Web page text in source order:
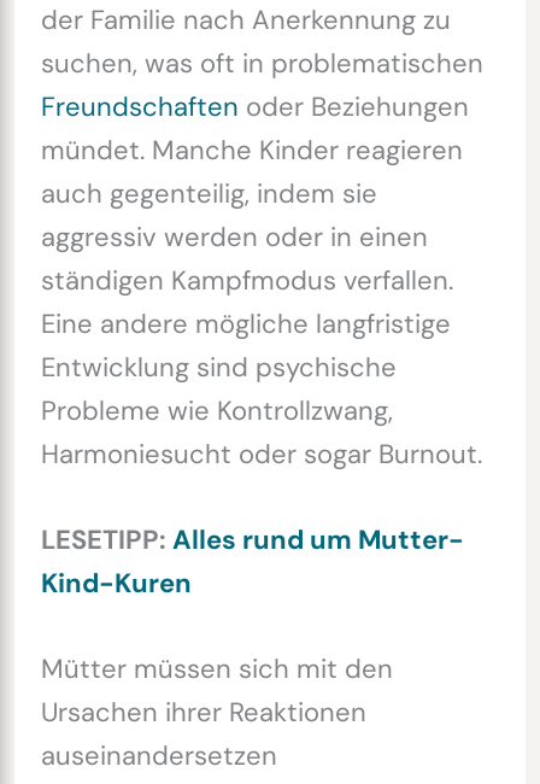
der Familie nach Anerkennung zu
suchen, was oft in problematischen
Freundschaften oder Beziehungen
mündet. Manche Kinder reagieren
auch gegenteilig, indem sie
aggressiv werden oder in einen
ständigen Kampfmodus verfallen.
Eine andere mögliche langfristige
Entwicklung sind psychische
Probleme wie Kontrollzwang,
Harmoniesucht oder sogar Burnout.
LESETIPP: Alles rund um Mutter-
Kind-Kuren
Mütter müssen sich mit den
Ursachen ihrer Reaktionen
auseinandersetzen